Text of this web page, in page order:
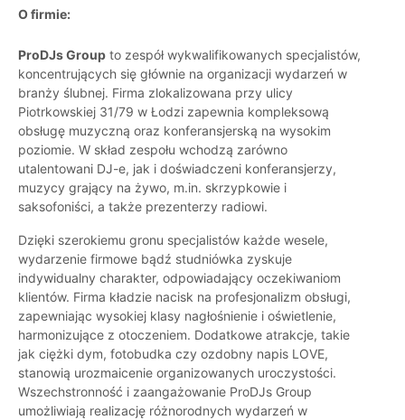
O firmie:
ProDJs Group to zespół wykwalifikowanych specjalistów,
koncentrujących się głównie na organizacji wydarzeń w
branży ślubnej. Firma zlokalizowana przy ulicy
Piotrkowskiej 31/79 w Łodzi zapewnia kompleksową
obsługę muzyczną oraz konferansjerską na wysokim
poziomie. W skład zespołu wchodzą zarówno
utalentowani DJ-e, jak i doświadczeni konferansjerzy,
muzycy grający na żywo, m.in. skrzypkowie i
saksofoniści, a także prezenterzy radiowi.
Dzięki szerokiemu gronu specjalistów każde wesele,
wydarzenie firmowe bądź studniówka zyskuje
indywidualny charakter, odpowiadający oczekiwaniom
klientów. Firma kładzie nacisk na profesjonalizm obsługi,
zapewniając wysokiej klasy nagłośnienie i oświetlenie,
harmonizujące z otoczeniem. Dodatkowe atrakcje, takie
jak ciężki dym, fotobudka czy ozdobny napis LOVE,
stanowią urozmaicenie organizowanych uroczystości.
Wszechstronność i zaangażowanie ProDJs Group
umożliwiają realizację różnorodnych wydarzeń w